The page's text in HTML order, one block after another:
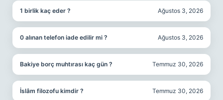
1 birlik kaç eder ? Ağustos 3, 2026
0 alınan telefon iade edilir mi ? Ağustos 3, 2026
Bakiye borç muhtırası kaç gün ? Temmuz 30, 2026
İslâm filozofu kimdir ? Temmuz 30, 2026